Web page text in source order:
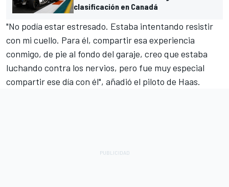
clasificación en Canadá
"No podía estar estresado. Estaba intentando resistir
con mi cuello. Para él, compartir esa experiencia
conmigo, de pie al fondo del garaje, creo que estaba
luchando contra los nervios, pero fue muy especial
compartir ese día con él", añadió el piloto de Haas.